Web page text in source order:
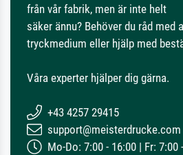
från vår fabrik, men är inte helt
säker ännu? Behöver du råd med
tryckmedium eller hjälp med
Våra experter hjälper dig gärna.
+43 4257 29415
support@meisterdrucke.com
Mo-Do: 7:00 - 16:00 | Fr: 7:00